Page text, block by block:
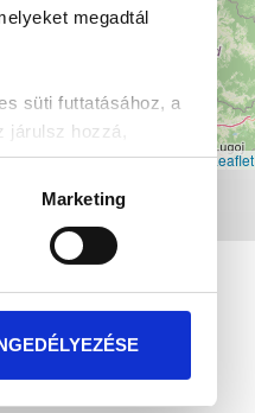
megadtál
süti futtatásához, a
járulsz hozzá,
Marketing
Leaflet